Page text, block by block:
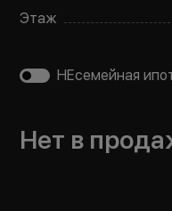
Этаж
НЕсемейная
Нет в